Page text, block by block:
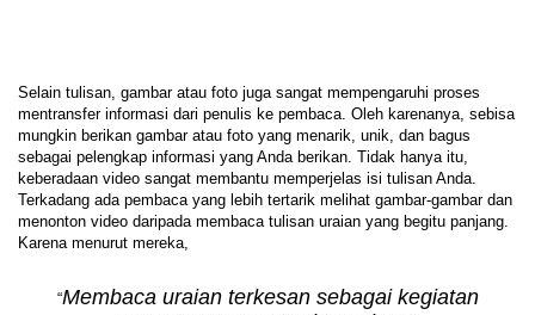
Selain tulisan, gambar atau foto juga sangat mempengaruhi proses
mentransfer informasi dari penulis ke pembaca. Oleh karenanya, sebisa
mungkin berikan gambar atau foto yang menarik, unik, dan bagus
sebagai pelengkap informasi yang Anda berikan. Tidak hanya itu,
keberadaan video sangat membantu memperjelas isi tulisan Anda.
Terkadang ada pembaca yang lebih tertarik melihat gambar-gambar dan
menonton video daripada membaca tulisan uraian yang begitu panjang.
Karena menurut mereka,
“Membaca uraian terkesan sebagai kegiatan